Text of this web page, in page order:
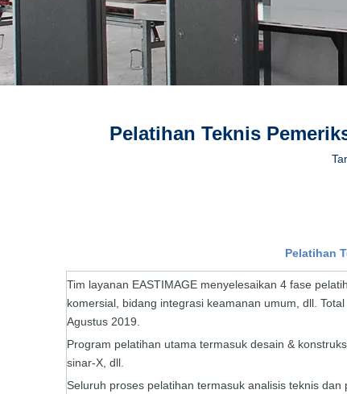
Pelatihan Teknis
Pelatihan
Tim layanan EASTIMAGE menyelesaikan 4 fase
komersial, bidang integrasi keamanan umum, dll.
Agustus 2019.
Program pelatihan utama termasuk desain &
sinar-X, dll.
Seluruh proses pelatihan termasuk analisis teknis